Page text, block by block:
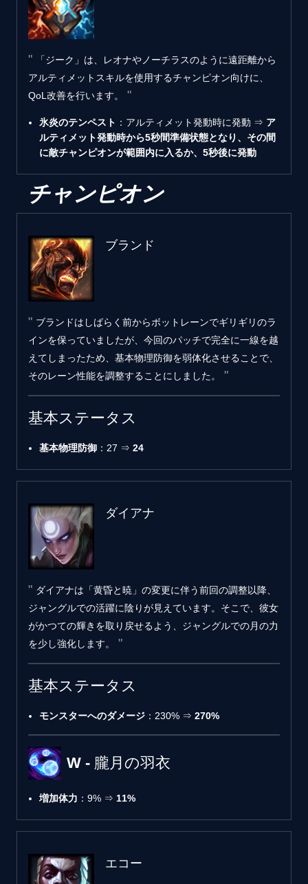
「ジーク」は、レオナやノーチラスのように遠距離から
アルティメットスキルを使用するチャンピオン向けに、
QoL改善を行います。
氷炎のテンペスト ：アルティメット発動時に発動 ⇒ ア
ルティメット発動時から5秒間準備状態となり、その間
に敵チャンピオンが範囲内に入るか、5秒後に発動
チャンピオン
ブランド
ブランドはしばらく前からボットレーンでギリギリのラ
インを保っていましたが、今回のパッチで完全に一線を越
えてしまったため、基本物理防御を弱体化させることで、
そのレーン性能を調整することにしました。
基本ステータス
基本物理防御 ‎：27 ⇒ 24
ダイアナ
ダイアナは「黄昏と暁」の変更に伴う前回の調整以降、
ジャングルでの活躍に陰りが見えています。そこで、彼女
がかつての輝きを取り戻せるよう、ジャングルでの月の力
を少し強化します。
基本ステータス
モンスターへのダメージ ：230% ⇒ 270%
W - 朧月の羽衣
増加体力 ：9% ⇒ 11%
エコー